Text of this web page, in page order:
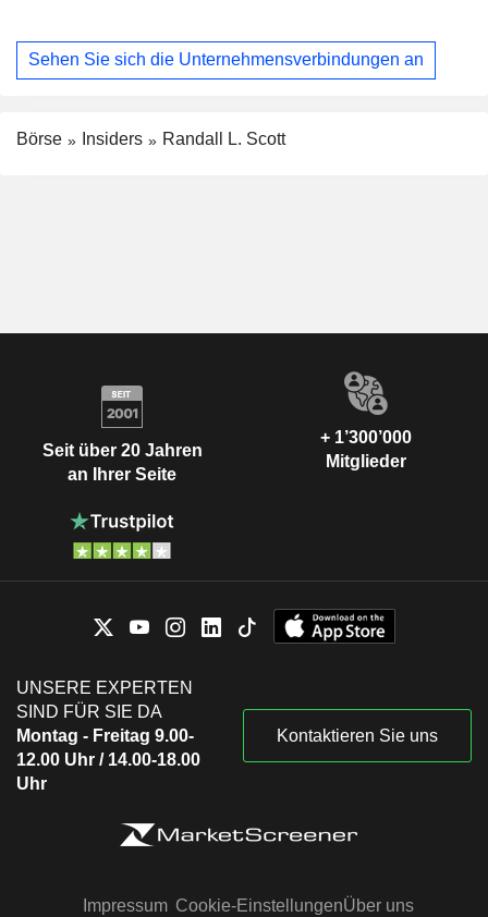
Sehen Sie sich die Unternehmensverbindungen an
Börse Insiders Randall L. Scott
Seit über 20 Jahren
an Ihrer Seite
+ 1’300’000
Mitglieder
UNSERE EXPERTEN
SIND FÜR SIE DA
Montag - Freitag 9.00-
12.00 Uhr / 14.00-18.00
Uhr
Kontaktieren Sie uns
Impressum Cookie-EinstellungenÜber uns